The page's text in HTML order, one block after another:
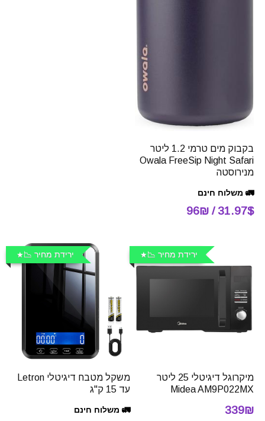
בקבוק מים טרמי 1.2 ליטר
Owala FreeSip Night Safari
מנירוסטה
🚛 משלוח חינם
31.97$ / 96₪
ירידת מחיר 📉
מיקרוגל דיגיטלי 25 ליטר
Midea AM9P022MX
339₪
ירידת מחיר 📉
משקל מטבח דיגיטלי Letron
עד 15 ק"ג
🚛 משלוח חינם